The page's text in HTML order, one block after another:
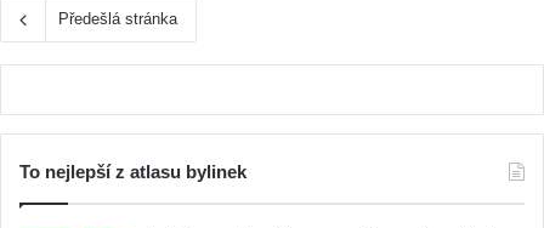
Předešlá stránka
To nejlepší z atlasu bylinek